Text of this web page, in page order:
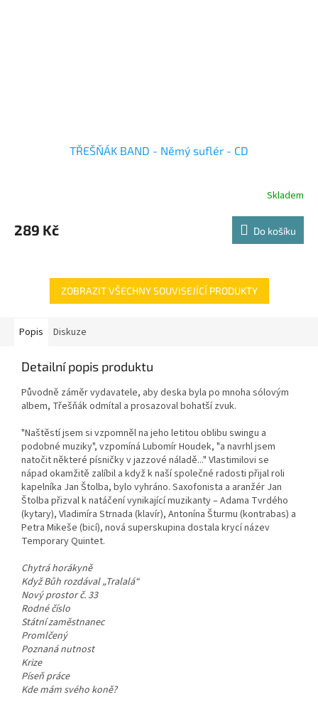
TŘEŠŇÁK BAND - Němý suflér - CD
Skladem
289 Kč Do košíku
ZOBRAZIT VŠECHNY SOUVISEJÍCÍ PRODUKTY
Popis Diskuze
Detailní popis produktu
Původně záměr vydavatele, aby deska byla po mnoha sólovým
albem, Třešňák odmítal a prosazoval bohatší zvuk.
"Naštěstí jsem si vzpomněl na jeho letitou oblibu swingu a
podobné muziky", vzpomíná Lubomír Houdek, "a navrhl jsem
natočit některé písničky v jazzové náladě..." Vlastimilovi se
nápad okamžitě zalíbil a když k naší společné radosti přijal roli
kapelníka Jan Štolba, bylo vyhráno. Saxofonista a aranžér Jan
Štolba přizval k natáčení vynikající muzikanty – Adama Tvrdého
(kytary), Vladimíra Strnada (klavír), Antonína Šturmu (kontrabas) a
Petra Mikeše (bicí), nová superskupina dostala krycí název
Temporary Quintet.
Chytrá horákyně
Když Bůh rozdával „Tralalá“
Nový prostor č. 33
Rodné číslo
Státní zaměstnanec
Promlčený
Poznaná nutnost
Krize
Píseň práce
Kde mám svého koně?